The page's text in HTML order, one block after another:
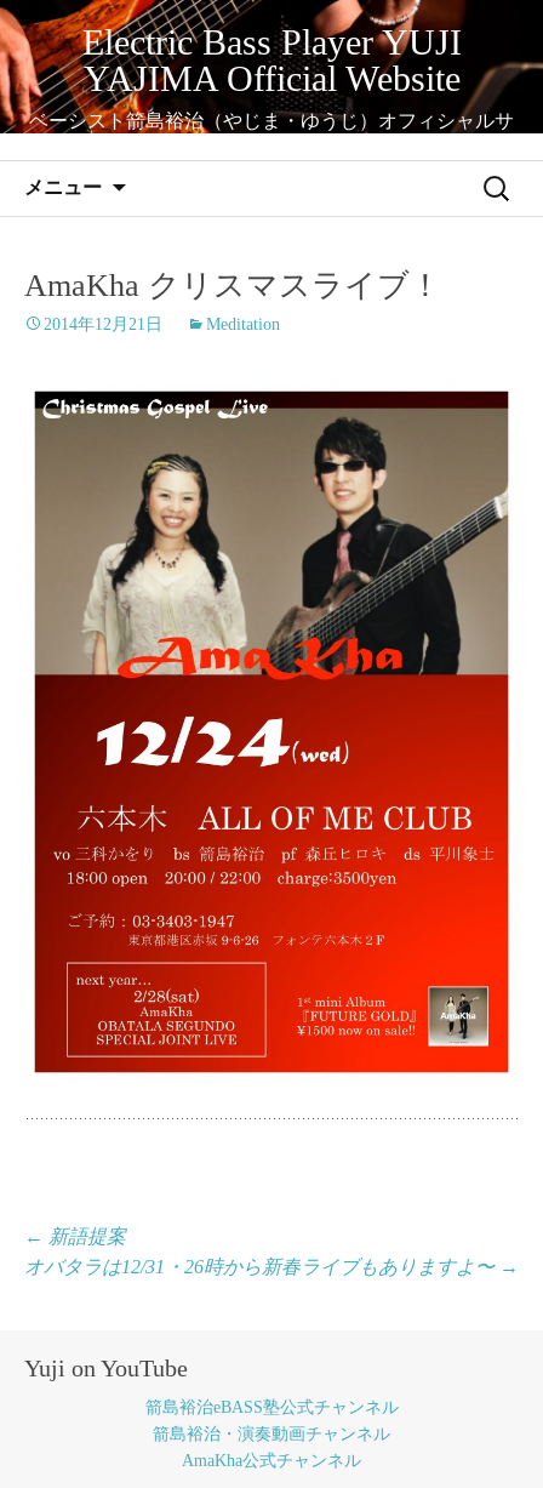
コ
ン
テ
ン
ツ
へ
Electric Bass Player YUJI
YAJIMA Official Website
ベーシスト箭島裕治（やじま・ゆうじ）オフィシャルサ
メニュー
検
AmaKha クリスマスライブ！
2014年12月21日 Meditation
投
稿
ビ
← 新語提案
オバタラは12/31・26時から新春ライブもありますよ〜 →
Yuji on YouTube
箭島裕治eBASS塾公式チャンネル
箭島裕治・演奏動画チャンネル
AmaKha公式チャンネル